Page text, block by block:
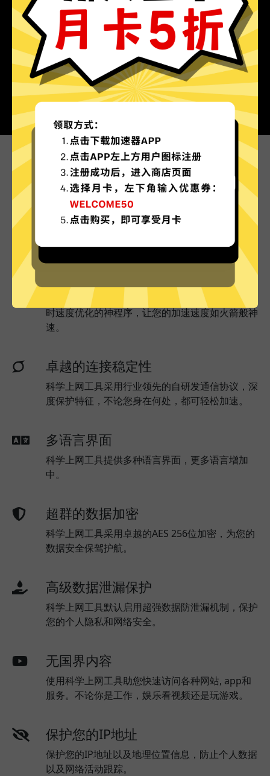
为什么选择科学上网工具?
更多服务器地区选择
科学上网工具现已拥有超多加速服务器节点，并且
科学上网工具已为所有科学上网工具服务器部署实
时速度优化的神程序，让您的加速速度如火箭般神
速。
卓越的连接稳定性
科学上网工具采用行业领先的自研发通信协议，深
度保护特征，不论您身在何处，都可轻松加速。
多语言界面
科学上网工具提供多种语言界面，更多语言增加
中。
超群的数据加密
科学上网工具采用卓越的AES 256位加密，为您的
数据安全保驾护航。
高级数据泄漏保护
科学上网工具默认启用超强数据防泄漏机制，保护
您的个人隐私和网络安全。
无国界内容
使用科学上网工具助您快速访问各种网站, app和
服务。不论你是工作，娱乐看视频还是玩游戏。
保护您的IP地址
保护您的IP地址以及地理位置信息，防止个人数据
以及网络活动跟踪。